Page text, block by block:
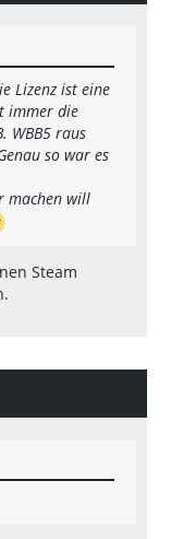
Lizenz ist eine
immer die
WBB5 raus
so war es
machen will
Steam